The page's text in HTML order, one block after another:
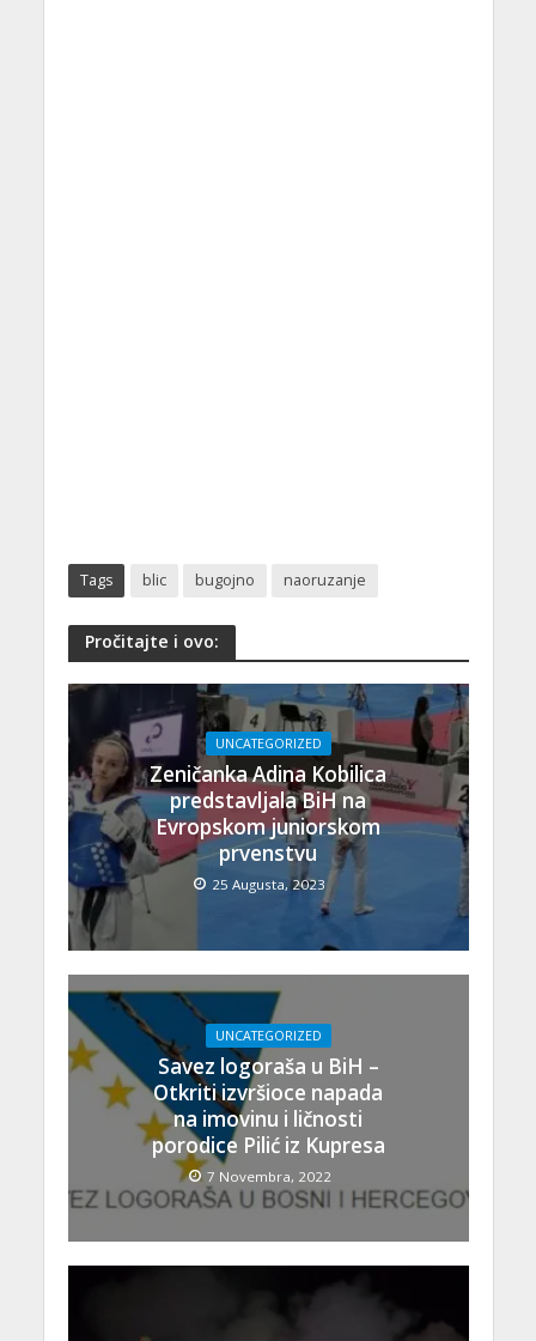
Tags blic bugojno naoruzanje
Pročitajte i ovo:
UNCATEGORIZED
Zeničanka Adina Kobilica
predstavljala BiH na
Evropskom juniorskom
prvenstvu
25 Augusta, 2023
UNCATEGORIZED
Savez logoraša u BiH –
Otkriti izvršioce napada
na imovinu i ličnosti
porodice Pilić iz Kupresa
7 Novembra, 2022